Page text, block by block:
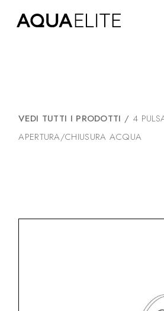
VEDI TUTTI I PRODOTTI / 4
APERTURA/CHIUSURA ACQUA